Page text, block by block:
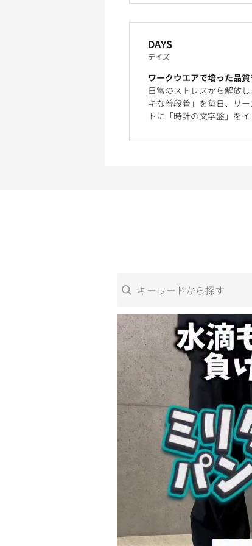
DAYS
デイズ
ワークウエアで培った品
日常のストレスから解放
キな普段着」を毎日、リ
トに「時計の文字盤」をイ